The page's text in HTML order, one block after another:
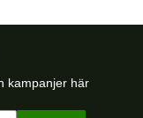
kampanjer här